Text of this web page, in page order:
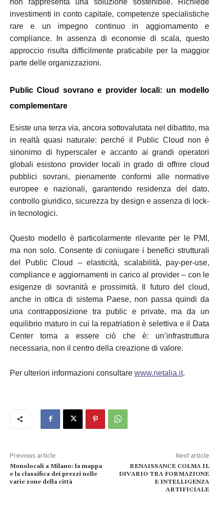
investimenti in conto capitale, competenze specialistiche
rare e un impegno continuo in aggiornamento e
compliance. In assenza di economie di scala, questo
approccio risulta difficilmente praticabile per la maggior
parte delle organizzazioni.
Public Cloud sovrano e provider locali: un modello
complementare
Esiste una terza via, ancora sottovalutata nel dibattito, ma
in realtà quasi naturale: perché il Public Cloud non è
sinonimo di hyperscaler e accanto ai grandi operatori
globali esistono provider locali in grado di offrire cloud
pubblici sovrani, pienamente conformi alle normative
europee e nazionali, garantendo residenza del dato,
controllo giuridico, sicurezza by design e assenza di lock-
in tecnologici.
Questo modello è particolarmente rilevante per le PMI,
ma non solo. Consente di coniugare i benefici strutturali
del Public Cloud – elasticità, scalabilità, pay-per-use,
compliance e aggiornamenti in carico al provider – con le
esigenze di sovranità e prossimità. Il futuro del cloud,
anche in ottica di sistema Paese, non passa quindi da
una contrapposizione tra public e private, ma da un
equilibrio maturo in cui la repatriation è selettiva e il Data
Center torna a essere ciò che è: un’infrastruttura
necessaria, non il centro della creazione di valore.
Per ulteriori informazioni consultare www.netalia.it.
Previous article
Monolocali a Milano: la mappa
e la classifica dei prezzi nelle
varie zone della città
Next article
RENAISSANCE COLMA IL
DIVARIO TRA FORMAZIONE
E INTELLIGENZA
ARTIFICIALE